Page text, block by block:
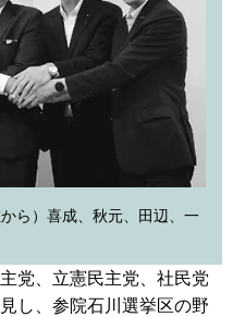
ら）喜成、秋元、田辺、一
党、立憲民主党、社民党
し、参院石川選挙区の野